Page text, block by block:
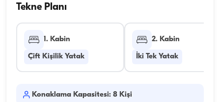
Tekne Planı
1. Kabin
Çift Kişilik Yatak
2. Kabin
İki Tek Yatak
Konaklama Kapasitesi: 8 Kişi